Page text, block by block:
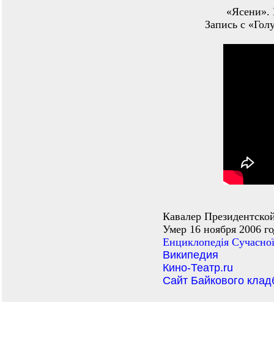
Запись с
Кавалер
Умер 16 ноября 2006
Енциклопедiя
Википедия
Кино-Театр.ru
Сайт Байкового